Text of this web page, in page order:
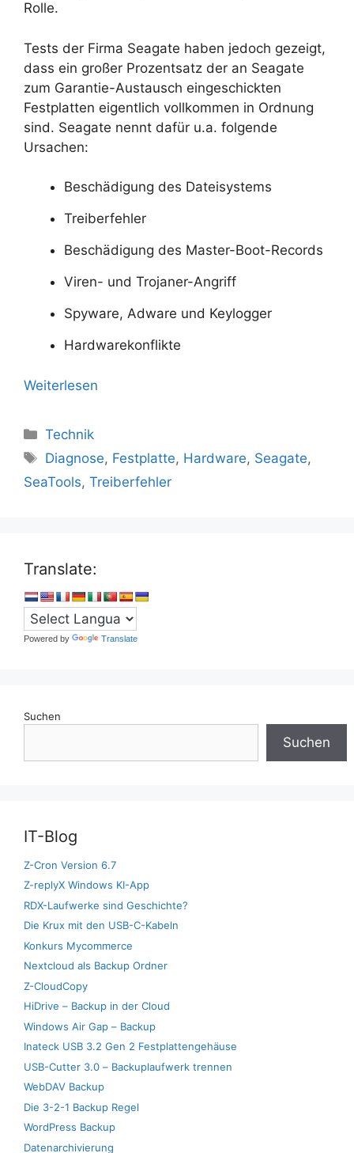
Rolle.
Tests der Firma Seagate haben jedoch gezeigt,
dass ein großer Prozentsatz der an Seagate
zum Garantie-Austausch eingeschickten
Festplatten eigentlich vollkommen in Ordnung
sind. Seagate nennt dafür u.a. folgende
Ursachen:
Beschädigung des Dateisystems
Treiberfehler
Beschädigung des Master-Boot-Records
Viren- und Trojaner-Angriff
Spyware, Adware und Keylogger
Hardwarekonflikte
Weiterlesen
Kategorien
Technik
Schlagwörter
Diagnose, Festplatte, Hardware, Seagate,
SeaTools, Treiberfehler
Translate:
Powered by Translate
Suchen
Suchen
IT-Blog
Z-Cron Version 6.7
Z-replyX Windows KI-App
RDX-Laufwerke sind Geschichte?
Die Krux mit den USB-C-Kabeln
Konkurs Mycommerce
Nextcloud als Backup Ordner
Z-CloudCopy
HiDrive – Backup in der Cloud
Windows Air Gap – Backup
Inateck USB 3.2 Gen 2 Festplattengehäuse
USB-Cutter 3.0 – Backuplaufwerk trennen
WebDAV Backup
Die 3-2-1 Backup Regel
WordPress Backup
Datenarchivierung